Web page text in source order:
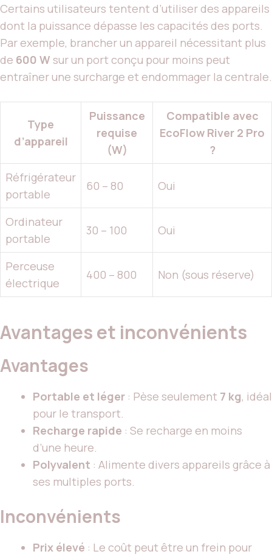
Certains utilisateurs tentent d’utiliser des appareils
dont la puissance dépasse les capacités des ports.
Par exemple, brancher un appareil nécessitant plus
de 600 W sur un port conçu pour moins peut
entraîner une surcharge et endommager la centrale.
Type
d’appareil
Puissance
requise
(W)
Compatible avec
EcoFlow River 2 Pro
?
Réfrigérateur
portable
60 – 80 Oui
Ordinateur
portable
30 – 100 Oui
Perceuse
électrique
400 – 800 Non (sous réserve)
Avantages et inconvénients
Avantages
Portable et léger : Pèse seulement 7 kg, idéal
pour le transport.
Recharge rapide : Se recharge en moins
d’une heure.
Polyvalent : Alimente divers appareils grâce à
ses multiples ports.
Inconvénients
Prix élevé : Le coût peut être un frein pour